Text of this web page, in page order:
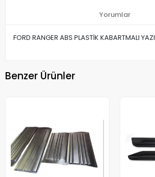
Yorumlar
FORD RANGER ABS PLASTİK KABARTMALI YAZI
Benzer Ürünler